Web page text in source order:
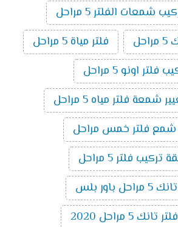
شمعات الفلتر 5 مراحل
فلتر مياة 5 مراحل
فلتر اونو 5 مراحل
شمعة فلتر مياه 5 مراحل
فلتر خمس مراحل
تركيب فلتر 5 مراحل
باور بلس
5 مراحل 2020